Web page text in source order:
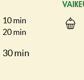
10 min
20 min
30 min